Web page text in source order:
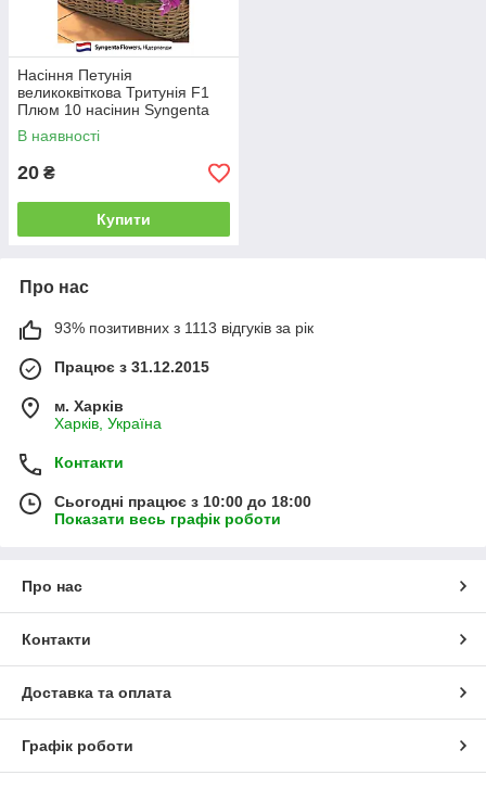
Насіння Петунія
великоквіткова Тритунія F1
Плюм 10 насінин Syngenta
Добрі Сходи
В наявності
20 ₴
Купити
Про нас
93% позитивних з 1113 відгуків за рік
Працює з 31.12.2015
м. Харків
Харків, Україна
Контакти
Сьогодні працює з 10:00 до 18:00
Показати весь графік роботи
Про нас
Контакти
Доставка та оплата
Графік роботи